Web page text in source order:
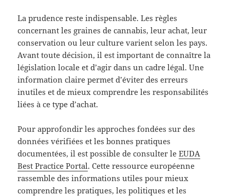
La prudence reste indispensable. Les règles
concernant les graines de cannabis, leur achat, leur
conservation ou leur culture varient selon les pays.
Avant toute décision, il est important de connaître la
législation locale et d’agir dans un cadre légal. Une
information claire permet d’éviter des erreurs
inutiles et de mieux comprendre les responsabilités
liées à ce type d’achat.
Pour approfondir les approches fondées sur des
données vérifiées et les bonnes pratiques
documentées, il est possible de consulter leEUDA
Best Practice Portal. Cette ressource européenne
rassemble des informations utiles pour mieux
comprendre les pratiques, les politiques et les